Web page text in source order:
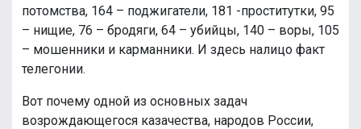
потомства, 164 – поджигатели, 181 -проститутки, 95
– нищие, 76 – бродяги, 64 – убийцы, 140 – воры, 105
– мошенники и карманники. И здесь налицо факт
телегонии.
Вот почему одной из основных задач
возрождающегося казачества, народов России,